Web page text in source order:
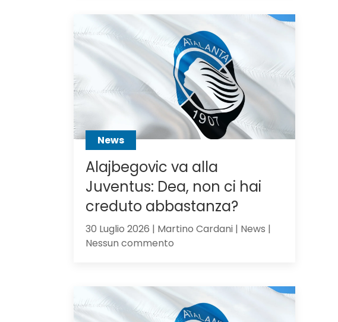
voci
dall’Inghilterra
per
Scalvini:
pilastro
di
Sarri
o
sacrificabile?
News
Alajbegovic va alla
Juventus: Dea, non ci hai
creduto abbastanza?
30 Luglio 2026 | Martino Cardani | News |
Nessun commentosu
alla
Juventus:
Dea,